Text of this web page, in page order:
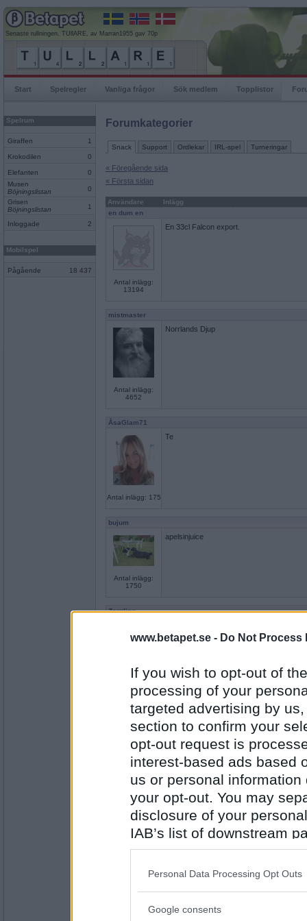
www.betapet.se - Do Not Process
If you wish to opt-out of
processing of your
targeted advertising by
section to confirm your
opt-out request is
interest-based ads based
us or personal
your opt-out. You may
disclosure of your
IAB’s list of downstream
also be disclosed by us
Downstream Participants
Please note that this
Personal Data Processing Opt Outs
Google consents
Senaste rullningen, TUllARE, av Marran1955 gav 70p
Start Spelregler Vanliga frågor Sök medlem Topplistor
Spelrum
Giraffen 1
Krokodilen 0
Elefanten
0
Musen
Böjningslistan
0
Grisen
Böjningslistan
1
Inloggade 2
Mobilspel
Pågående 18 437
Forumkategorier
Snack Support Ordlekar IRL-spel Turneringar
« Föregående sida
« Första sidan
Användare
Inlägg
en dum en
Antal inlägg:
13194
En 33cl Falcon export.
mistmaster
Antal inlägg:
4652
Norrlands Djup
ÅsaGlam71
Antal inlägg: 175
Te
bujum
Antal inlägg:
1750
apelsinjuice
Zergling
Antal inlägg: 999
Sharky68
Antal inlägg:
Cashmere, rödtjut från Kalifornien.
mistmaster
Antal inlägg:
råkade spilla upp en grogg. vart helt